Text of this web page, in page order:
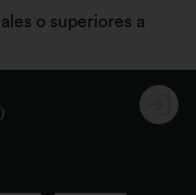
o superiores a
Login